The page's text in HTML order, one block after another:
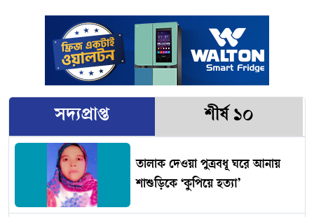
সদ্যপ্রাপ্ত শীর্ষ ১০
তালাক দেওয়া পুত্রবধূ ঘরে আনায়
শাশুড়িকে ‘কুপিয়ে হত্যা’